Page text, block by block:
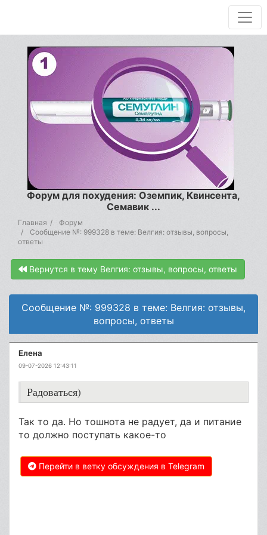
Форум для похудения: Оземпик, Квинсента,
Семавик ...
Главная
Форум
Сообщение №: 999328 в теме: Велгия: отзывы, вопросы,
ответы
Вернутся в тему Велгия: отзывы, вопросы, ответы
Сообщение №: 999328 в теме: Велгия: отзывы,
вопросы, ответы
Елена
09-07-2026 12:43:11
Радоваться)
Так то да. Но тошнота не радует, да и питание
то должно поступать какое-то
Перейти в ветку обсуждения в Telegram